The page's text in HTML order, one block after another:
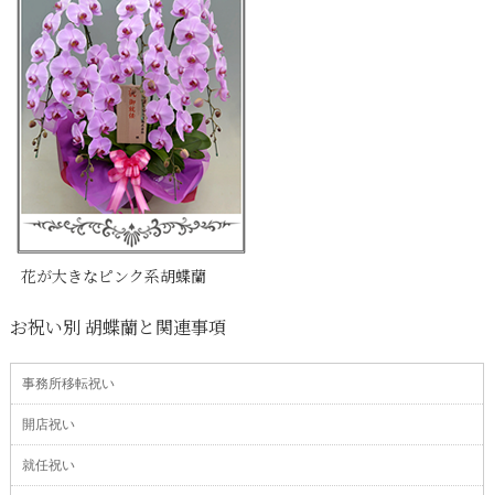
花が大きなピンク系胡蝶蘭
お祝い別 胡蝶蘭と関連事項
事務所移転祝い
開店祝い
就任祝い